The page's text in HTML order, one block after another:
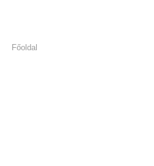
Főoldal